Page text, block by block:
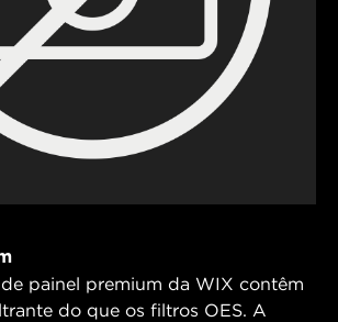
painel premium da WIX contêm
do que os filtros OES. A